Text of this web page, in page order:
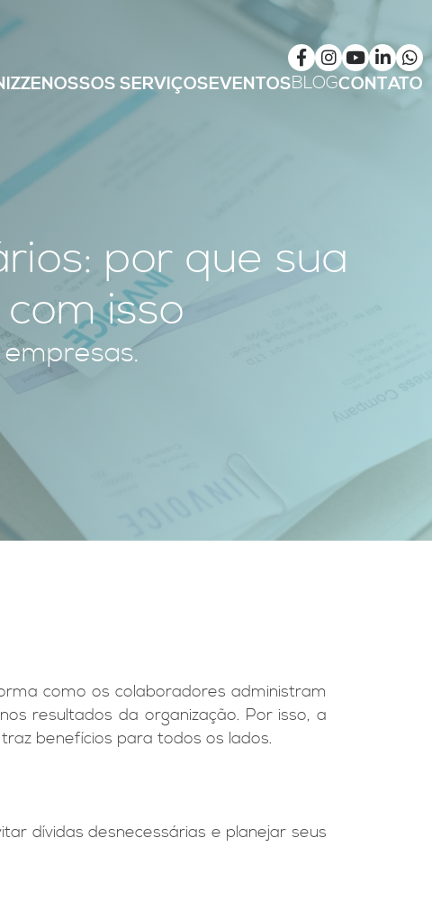
NOSSOS SERVIÇOSEVENTOSBLOGCONTATO
por que sua
isso
como os colaboradores administram
resultados da organização. Por isso, a
benefícios para todos os lados.
dívidas desnecessárias e planejar seus